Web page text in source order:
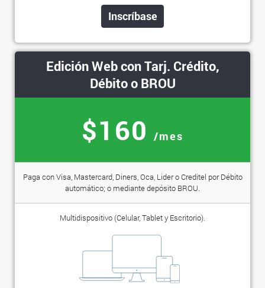
Inscríbase
Edición Web con Tarj. Crédito,
Débito o BROU
$160 /mes
Paga con Visa, Mastercard, Diners, Oca, Lider o Creditel por Débito
automático; o mediante depósito BROU.
Multidispositivo (Celular, Tablet y Escritorio).